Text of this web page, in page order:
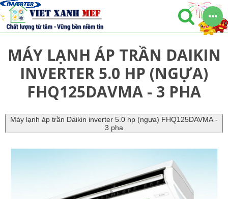
MÁY LẠNH ÁP TRẦN DAIKIN
INVERTER 5.0 HP (NGỰA)
FHQ125DAVMA - 3 PHA
Máy lạnh áp trần Daikin inverter 5.0 hp (ngựa) FHQ125DAVMA -
3 pha